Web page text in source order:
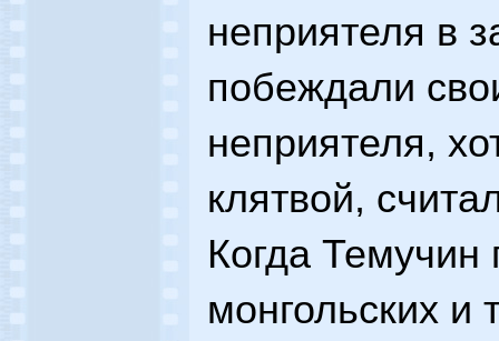
неприятеля в
побеждали
неприятеля,
клятвой,
Когда Темучин
монгольских и